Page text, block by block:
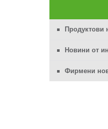
Продуктови
Новини от
Фирмени